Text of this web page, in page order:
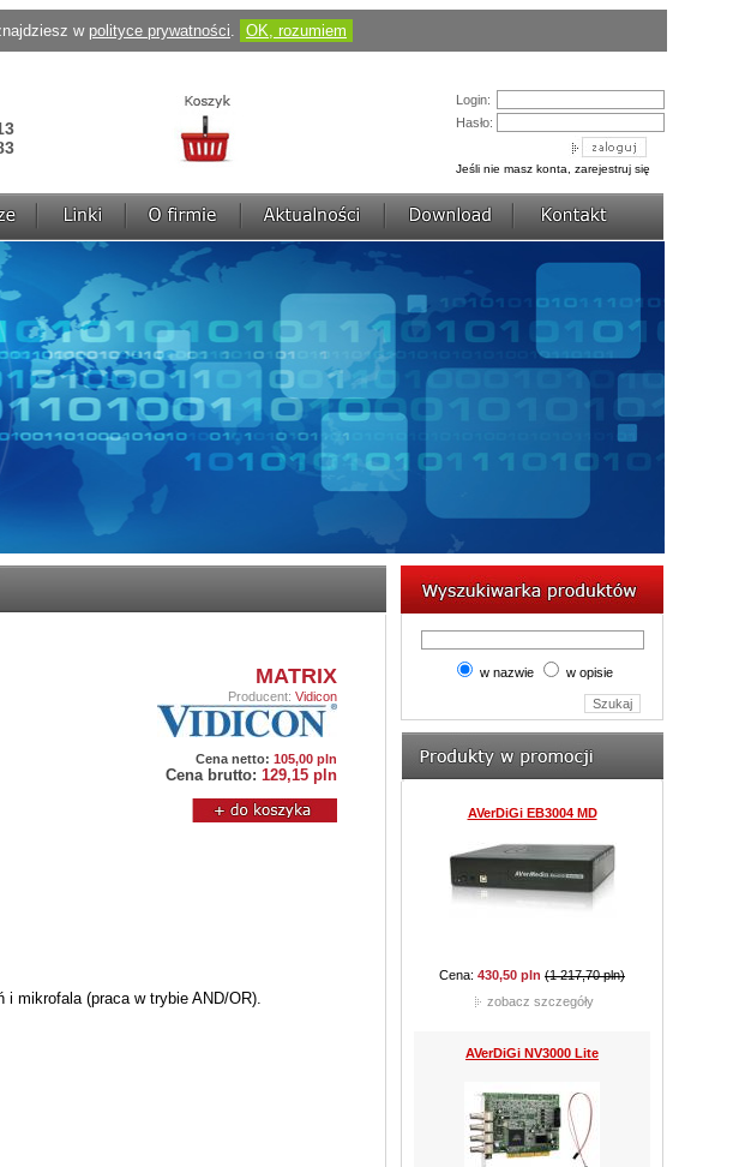
w polityce prywatności. OK, rozumiem
Login:
Hasło:
Jeśli nie masz konta, zarejestruj się
MATRIX
Producent: Vidicon
Cena netto: 105,00 pln
Cena brutto: 129,15 pln
mikrofala (praca w trybie AND/OR).
w nazwie w opisie
AVerDiGi EB3004 MD
AVerDiGi NV3000 Lite
zobacz szczegóły
AVerDiGi EB5416DVD Pro
Cena:8 610,00 pln (9 212,70 pln)
zobacz szczegóły
JVC TK-C921BEG
Cena:762,60 pln (977,85 pln)
zobacz szczegóły
CAMSTAR CAM-815D